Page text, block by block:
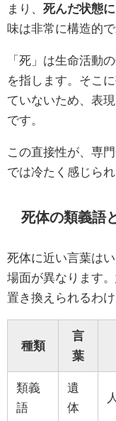
まり、 死んだ状態
味は非常に構造的
「死」は生命活動
を指します。そこ
ていないため、表
です。
この直接性が、専
では冷たく感じら
死体の類義語
死体に近い言葉は
場面が異なります
置き換えられるわ
種類
言
葉
類義
語
遺
体